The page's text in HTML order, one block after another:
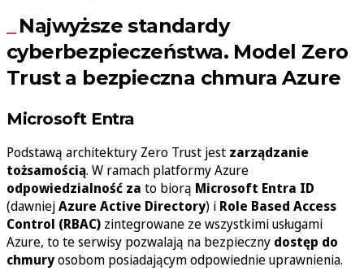
Najwyższe standardy
cyberbezpieczeństwa. Model Zero
Trusta bezpieczna chmura Azure
Microsoft Entra
Podstawą architektury Zero Trust jest zarządzanie
tożsamością. W ramach platformy Azure
odpowiedzialność za to biorą Microsoft Entra ID
(dawniejAzure Active Directory) i Role Based Access
Control (RBAC) zintegrowane ze wszystkimi usługami
Azure, to te serwisy pozwalają na bezpieczny dostęp do
chmuryosobom posiadającym odpowiednie uprawnienia.